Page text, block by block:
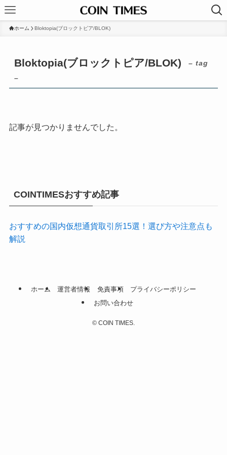
ホーム Bloktopia(ブロックトピア/BLOK)
Bloktopia(ブロックトピア/BLOK)
– tag
–
記事が見つかりませんでした。
COINTIMESおすすめ記事
おすすめの国内仮想通貨取引所15選！選び方や注意点も
解説
ホーム 運営者情報 免責事項
プライバシーポリシー
お問い合わせ
© COIN TIMES.